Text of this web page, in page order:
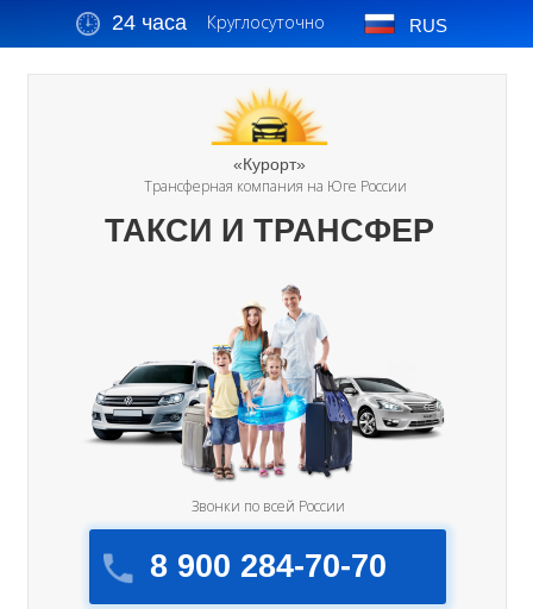
24 часа Круглосуточно RUS
«Курорт»
Трансферная компания на Юге России
8 900 284-70-70
Звонки по всей России
ТАКСИ И ТРАНСФЕР